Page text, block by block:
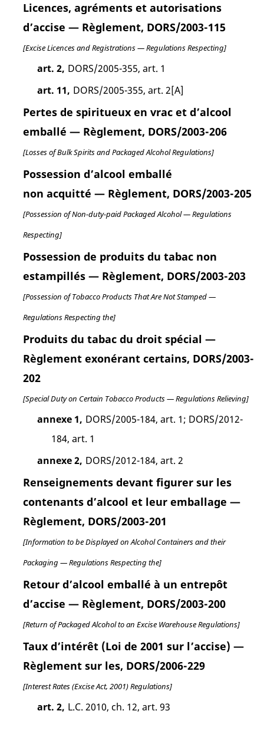
Licences, agréments et autorisations
d’accise — Règlement, DORS/2003-115
[Excise Licences and Registrations — Regulations Respecting]
art. 2, DORS/2005-355, art. 1
art. 11, DORS/2005-355, art. 2[A]
Pertes de spiritueux en vrac et d’alcool
emballé — Règlement, DORS/2003-206
[Losses of Bulk Spirits and Packaged Alcohol Regulations]
Possession d’alcool emballé
non acquitté — Règlement, DORS/2003-205
[Possession of Non-duty-paid Packaged Alcohol — Regulations
Respecting]
Possession de produits du tabac non
estampillés — Règlement, DORS/2003-203
[Possession of Tobacco Products That Are Not Stamped —
Regulations Respecting the]
Produits du tabac du droit spécial —
Règlement exonérant certains, DORS/2003-
202
[Special Duty on Certain Tobacco Products — Regulations Relieving]
annexe 1, DORS/2005-184, art. 1; DORS/2012-
184, art. 1
annexe 2, DORS/2012-184, art. 2
Renseignements devant figurer sur les
contenants d’alcool et leur emballage —
Règlement, DORS/2003-201
[Information to be Displayed on Alcohol Containers and their
Packaging — Regulations Respecting the]
Retour d’alcool emballé à un entrepôt
d’accise — Règlement, DORS/2003-200
[Return of Packaged Alcohol to an Excise Warehouse Regulations]
Taux d’intérêt (Loi de 2001 sur l’accise) —
Règlement sur les, DORS/2006-229
[Interest Rates (Excise Act, 2001) Regulations]
art. 2, L.C. 2010, ch. 12, art. 93